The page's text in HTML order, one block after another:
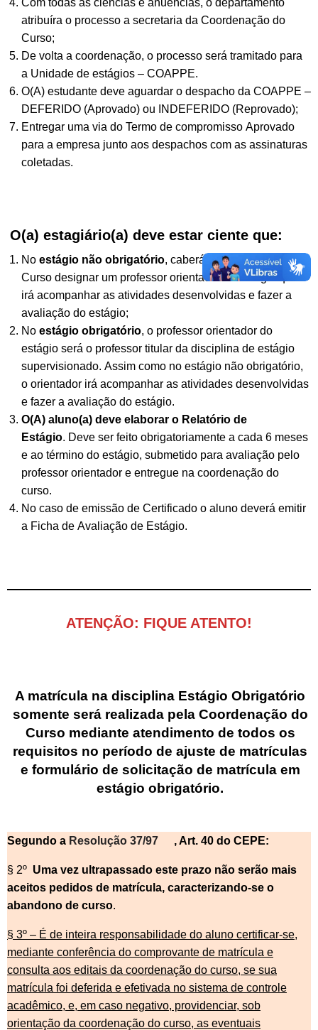
Com todas as ciências e anuências, o departamento
atribuíra o processo a secretaria da Coordenação do
Curso;
De volta a coordenação, o processo será tramitado para
a Unidade de estágios – COAPPE.
O(A) estudante deve aguardar o despacho da COAPPE –
DEFERIDO (Aprovado) ou INDEFERIDO (Reprovado);
Entregar uma via do Termo de compromisso Aprovado
para a empresa junto aos despachos com as assinaturas
coletadas.
O(a) estagiário(a) deve estar ciente que:
No estágio não obrigatório, caberá à Coordenação do
Curso designar um professor orientador do estágio que
irá acompanhar as atividades desenvolvidas e fazer a
avaliação do estágio;
No estágio obrigatório, o professor orientador do
estágio será o professor titular da disciplina de estágio
supervisionado. Assim como no estágio não obrigatório,
o orientador irá acompanhar as atividades desenvolvidas
e fazer a avaliação do estágio.
O(A) aluno(a) deve elaborar o Relatório de
Estágio. Deve ser feito obrigatoriamente a cada 6 meses
e ao término do estágio, submetido para avaliação pelo
professor orientador e entregue na coordenação do
curso.
No caso de emissão de Certificado o aluno deverá emitir
a Ficha de Avaliação de Estágio.
ATENÇÃO: FIQUE ATENTO!
A matrícula na disciplina Estágio Obrigatório
somente será realizada pela Coordenação do
Curso mediante atendimento de todos os
requisitos no período de ajuste de matrículas
e formulário de solicitação de matrícula em
estágio obrigatório.
Segundo a Resolução 37/97 , Art. 40 do CEPE:
§ 2º Uma vez ultrapassado este prazo não serão mais
aceitos pedidos de matrícula, caracterizando-se o
abandono de curso.
§ 3º – É de inteira responsabilidade do aluno certificar-se,
mediante conferência do comprovante de matrícula e
consulta aos editais da coordenação do curso, se sua
matrícula foi deferida e efetivada no sistema de controle
acadêmico, e, em caso negativo, providenciar, sob
orientação da coordenação do curso, as eventuais